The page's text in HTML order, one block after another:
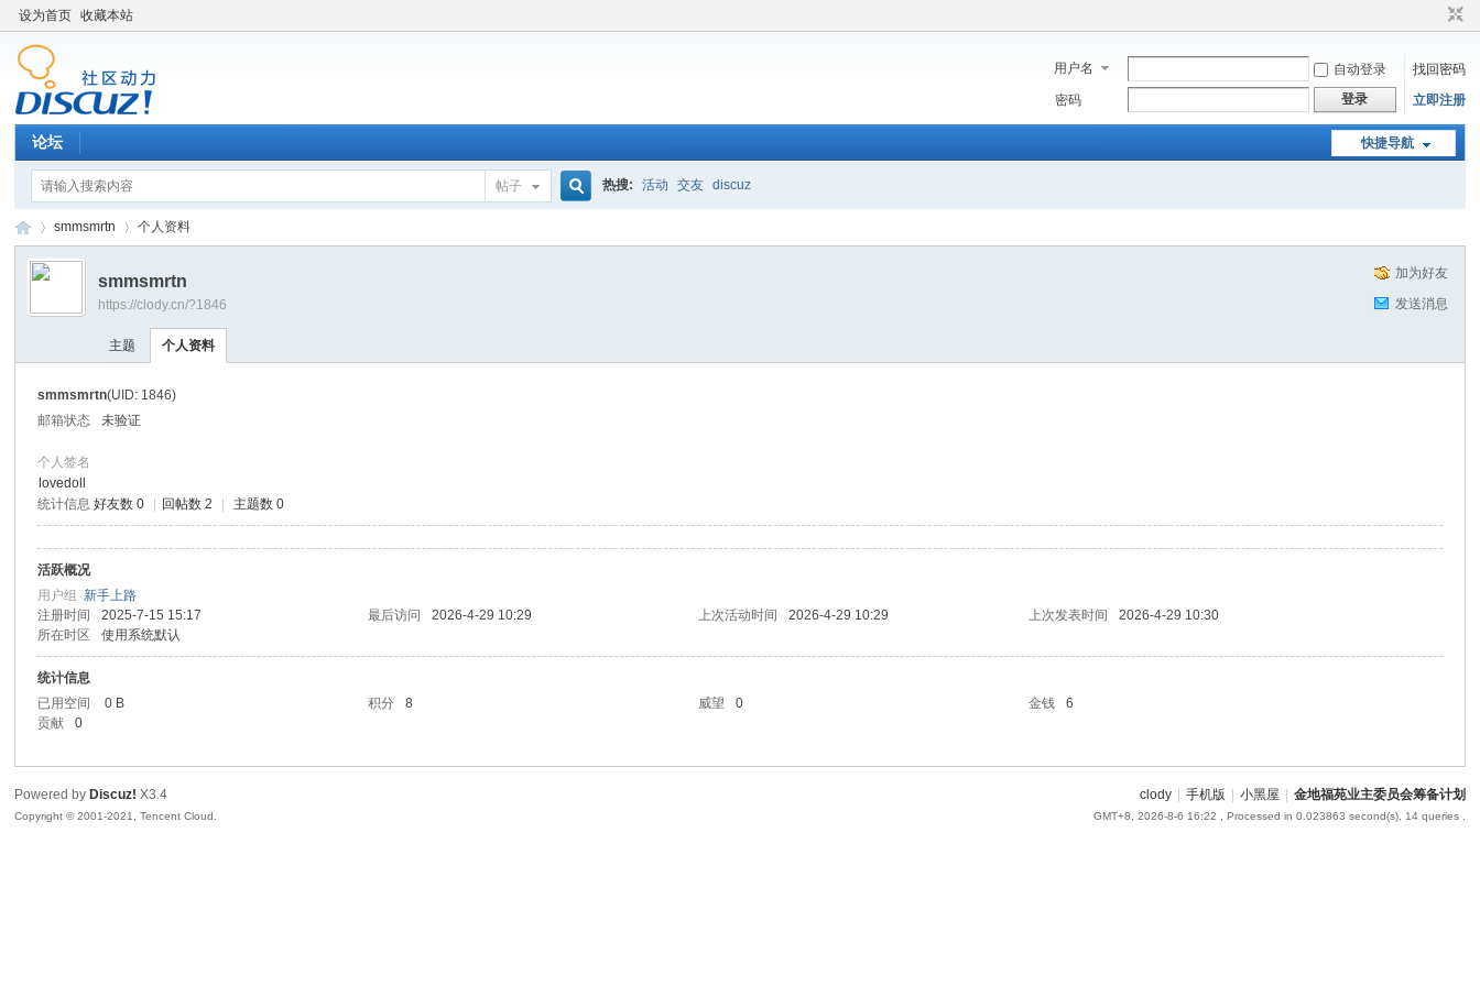
设为首页 收藏本站
用户名 自动登录
找回密码
密码
登录 立即注册
快捷导航
论坛
帖子 热搜: 活动 交友 discuz
›
smmsmrtn 个人资料
加为好友
发送消息
smmsmrtn
https://clody.cn/?1846
主题 个人资料
smmsmrtn(UID: 1846)
邮箱状态
未验证
个人签名
lovedoll
统计信息 好友数 0 回帖数 2 主题数 0
活跃概况
用户组新手上路
注册时间
2025-7-15 15:17 最后访问 2026-4-29 10:29 上次活动时间 2026-4-29 10:29 上次发表时间
2026-4-29 10:30
所在时区
使用系统默认
统计信息
已用空间
0 B 积分 8 威望 0 金钱
6
贡献
0
clody 手机版 小黑屋 金地福苑业主委员会筹备计划
GMT+8, 2026-8-6 16:22 , Processed in 0.023863 second(s), 14 queries .
Powered by Discuz! X3.4
Copyright © 2001-2021, Tencent Cloud.